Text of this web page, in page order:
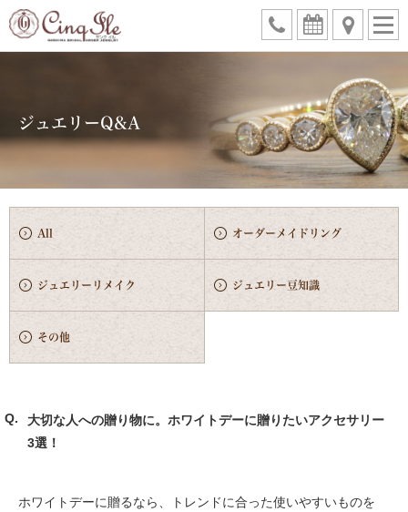
ジュエリーQ&A
All オーダーメイドリング
ジュエリーリメイク ジュエリー豆知識
その他
大切な人への贈り物に。ホワイトデーに贈りたいアクセサリー
3選！
ホワイトデーに贈るなら、トレンドに合った使いやすいものを